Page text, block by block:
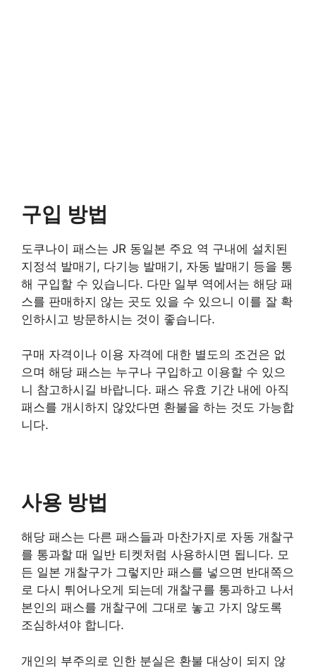
구입 방법
도쿠나이 패스는 JR 동일본 주요 역 구내에 설치된
지정석 발매기, 다기능 발매기, 자동 발매기 등을 통
해 구입할 수 있습니다. 다만 일부 역에서는 해당 패
스를 판매하지 않는 곳도 있을 수 있으니 이를 잘 확
인하시고 방문하시는 것이 좋습니다.
구매 자격이나 이용 자격에 대한 별도의 조건은 없
으며 해당 패스는 누구나 구입하고 이용할 수 있으
니 참고하시길 바랍니다. 패스 유효 기간 내에 아직
패스를 개시하지 않았다면 환불을 하는 것도 가능합
니다.
사용 방법
해당 패스는 다른 패스들과 마찬가지로 자동 개찰구
를 통과할 때 일반 티켓처럼 사용하시면 됩니다. 모
든 일본 개찰구가 그렇지만 패스를 넣으면 반대쪽으
로 다시 튀어나오게 되는데 개찰구를 통과하고 나서
본인의 패스를 개찰구에 그대로 놓고 가지 않도록
조심하셔야 합니다.
개인의 부주의로 인한 분실은 환불 대상이 되지 않